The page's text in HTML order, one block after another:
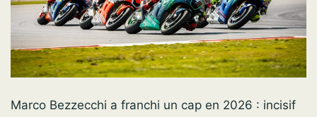
Marco Bezzecchi a franchi un cap en 2026 : incisif